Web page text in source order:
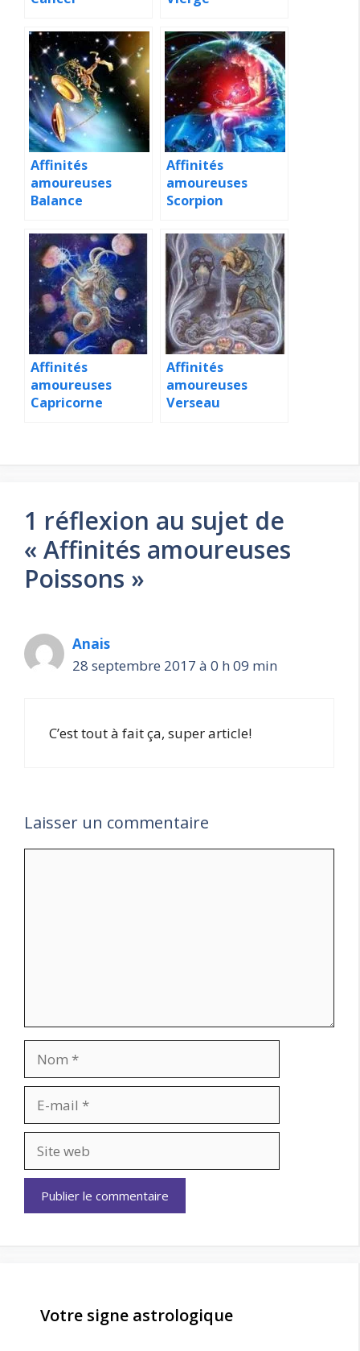
Affinités
amoureuses
Balance
Affinités
amoureuses
Scorpion
Affinités
amoureuses
Capricorne
Affinités
amoureuses
Verseau
1 réflexion au sujet de
« Affinités amoureuses
Poissons »
Anais
28 septembre 2017 à 0 h 09 min
C’est tout à fait ça, super article!
Laisser un commentaire
mail
web
Votre signe astrologique